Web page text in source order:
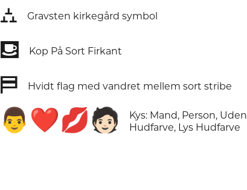
⛼ Gravsten kirkegård symbol
⛾ Kop På Sort Firkant
⛿ Hvidt flag med vandret mellem sort stribe
👨‍❤️‍💋‍🧑🏻
Kys: Mand, Person, Uden
Hudfarve, Lys Hudfarve